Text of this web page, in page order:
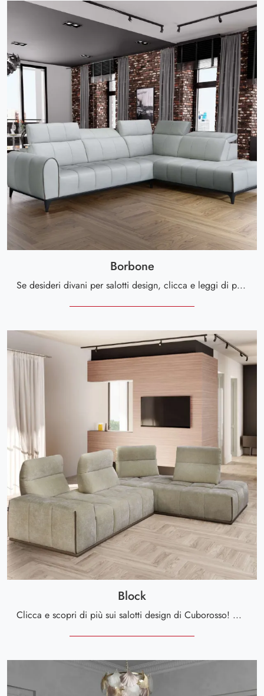
Borbone
Se desideri divani per salotti design, clicca e leggi di più sul modello Borbone in pelle della marca Cuborosso.
Block
Clicca e scopri di più sui salotti design di Cuborosso! Diversi modelli di divani, come Block, ti attendono.